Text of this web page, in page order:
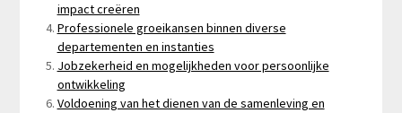
impact creëren
Professionele groeikansen binnen diverse
departementen en instanties
Jobzekerheid en mogelijkheden voor persoonlijke
ontwikkeling
Voldoening van het dienen van de samenleving en